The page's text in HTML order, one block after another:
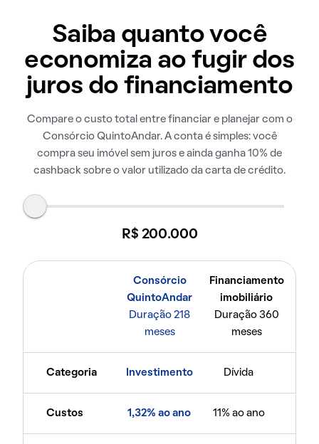
Saiba quanto você
economiza ao fugir dos
juros do financiamento
Compare o custo total entre financiar e planejar com o
Consórcio QuintoAndar. A conta é simples: você
compra seu imóvel sem juros e ainda ganha 10% de
cashback sobre o valor utilizado da carta de crédito.
R$ 200.000
Consórcio
QuintoAndar
Duração 218
meses
Financiamento
imobiliário
Duração 360
meses
Categoria Investimento Dívida
Custos 1,32% ao ano 11% ao ano